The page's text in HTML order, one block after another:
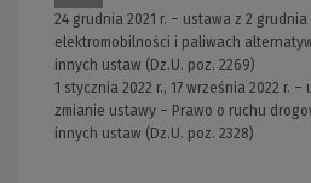
24 grudnia 2021 r. – ustawa z 2
elektromobilności i paliwach
innych ustaw (Dz.U. poz. 2269)
1 stycznia 2022 r., 17 września 2022 r.
zmianie ustawy – Prawo o ruchu
innych ustaw (Dz.U. poz. 2328)